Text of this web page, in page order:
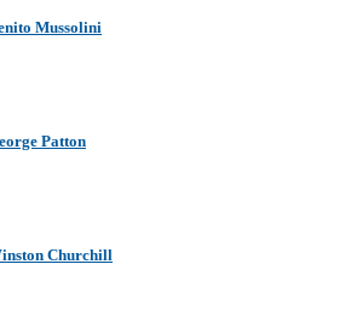
Mussolini
Patton
Churchill